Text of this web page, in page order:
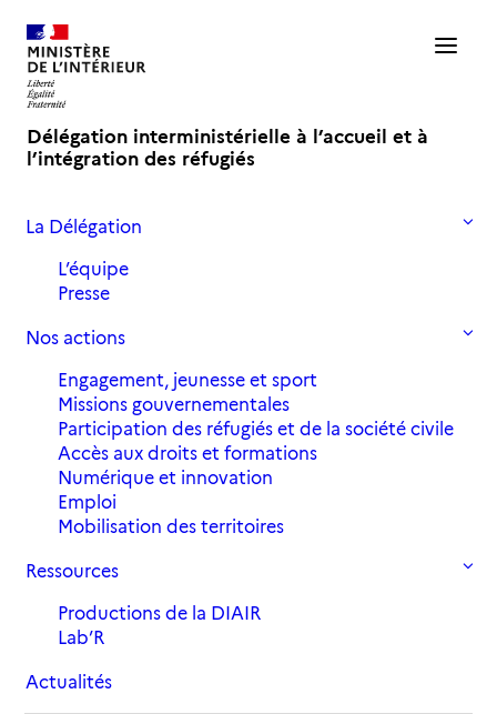
Délégation interministérielle à l’accueil et à
l’intégration des réfugiés
La Délégation
L’équipe
Presse
Nos actions
Engagement, jeunesse et sport
Missions gouvernementales
Participation des réfugiés et de la société civile
Accès aux droits et formations
Numérique et innovation
Emploi
Mobilisation des territoires
Ressources
Productions de la DIAIR
Lab’R
Actualités
Appel d'urgence pour les
personnes se trouvant sans
activité
1 avril 2020 in Actualités ,